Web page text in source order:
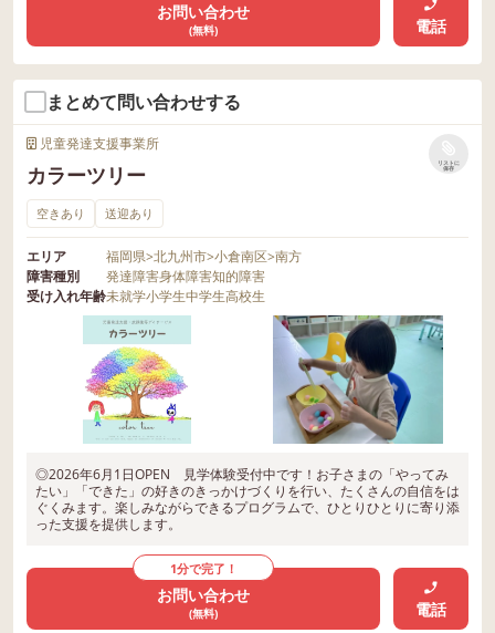
お問い合わせ
(無料) 電話
まとめて問い合わせする
児童発達支援事業所
カラーツリー
リストに
保存
空きあり 送迎あり
エリア 福岡県>北九州市>小倉南区>南方
障害種別
発達障害身体障害知的障害
受け入れ年齢未就学小学生中学生高校生
◎2026年6月1日OPEN 見学体験受付中です！お子さまの「やってみ
たい」「できた」の好きのきっかけづくりを行い、たくさんの自信をは
ぐくみます。楽しみながらできるプログラムで、ひとりひとりに寄り添
った支援を提供します。
1分で完了！
お問い合わせ
(無料) 電話